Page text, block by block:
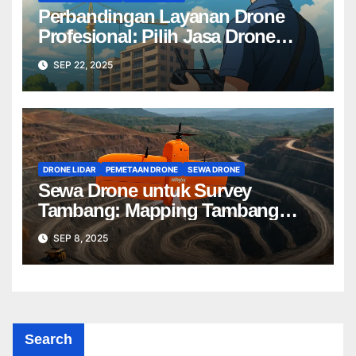
Perbandingan Layanan Drone
Profesional: Pilih Jasa Drone
Terbaik untuk Proyek Anda
SEP 22, 2025
DRONE LIDAR PEMETAAN DRONE SEWA DRONE
Sewa Drone untuk Survey
Tambang: Mapping Tambang
Profesional Lebih Cepat & Akurat
SEP 8, 2025
Search